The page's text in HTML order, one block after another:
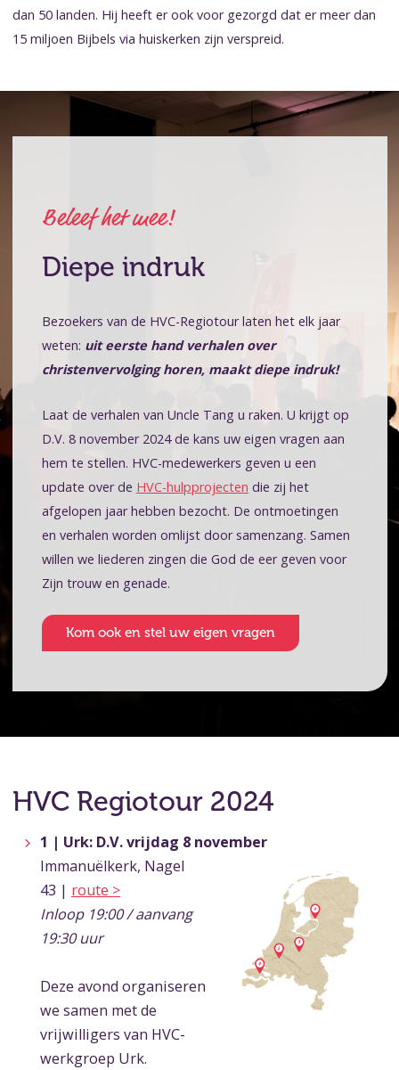
dan 50 landen. Hij heeft er ook voor gezorgd dat er meer dan
15 miljoen Bijbels via huiskerken zijn verspreid.
Beleef het mee!
Diepe indruk
Bezoekers van de HVC-Regiotour laten het elk jaar
weten: uit eerste hand verhalen over
christenvervolging horen, maakt diepe indruk!
Laat de verhalen van Uncle Tang u raken. U krijgt op
D.V. 8 november 2024 de kans uw eigen vragen aan
hem te stellen. HVC-medewerkers geven u een
update over de HVC-hulpprojecten die zij het
afgelopen jaar hebben bezocht. De ontmoetingen
en verhalen worden omlijst door samenzang. Samen
willen we liederen zingen die God de eer geven voor
Zijn trouw en genade.
Kom ook en stel uw eigen vragen
HVC Regiotour 2024
1 | Urk: D.V. vrijdag 8 november
Immanuëlkerk, Nagel
43 | route >
Inloop 19:00 / aanvang
19:30 uur
Deze avond organiseren
we samen met de
vrijwilligers van HVC-
werkgroep Urk.